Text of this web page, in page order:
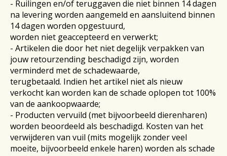
- Ruilingen en/of teruggaven die niet binnen 14 dagen
na levering worden aangemeld en aansluitend binnen
14 dagen worden opgestuurd,
worden niet geaccepteerd en verwerkt;
- Artikelen die door het niet degelijk verpakken van
jouw retourzending beschadigd zijn, worden
verminderd met de schadewaarde,
terugbetaald. Indien het artikel niet als nieuw
verkocht kan worden kan de schade oplopen tot 100%
van de aankoopwaarde;
- Producten vervuild (met bijvoorbeeld dierenharen)
worden beoordeeld als beschadigd. Kosten van het
verwijderen van vuil (mits mogelijk zonder veel
moeite, bijvoorbeeld enkele haren) worden als schade